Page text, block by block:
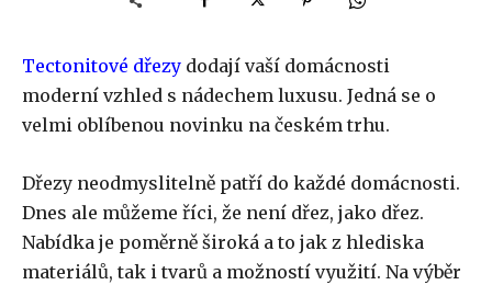
Tectonitové dřezy dodají vaší domácnosti
moderní vzhled s nádechem luxusu. Jedná se o
velmi oblíbenou novinku na českém trhu.
Dřezy neodmyslitelně patří do každé domácnosti.
Dnes ale můžeme říci, že není dřez, jako dřez.
Nabídka je poměrně široká a to jak z hlediska
materiálů, tak i tvarů a možností využití. Na výběr